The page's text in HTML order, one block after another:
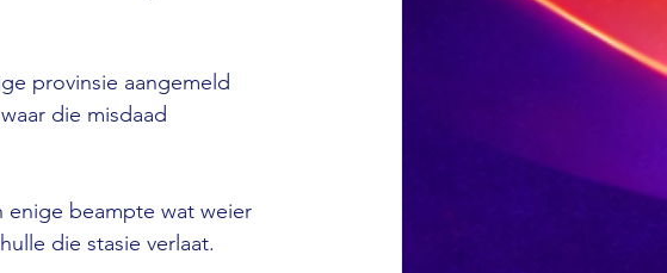
provinsie aangemeld
die misdaad
enige beampte wat weier
die stasie verlaat.